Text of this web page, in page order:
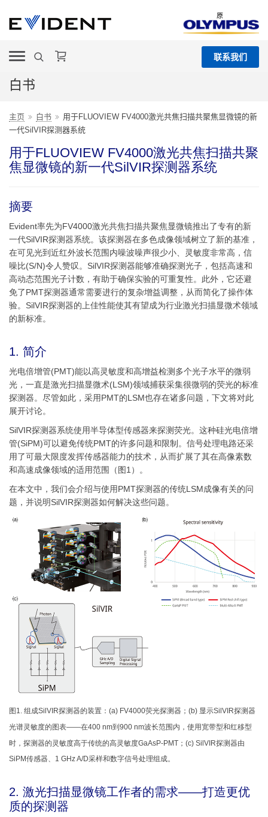
原
联系我们
白书
主页 白书
用于FLUOVIEW FV4000激光共焦扫描共聚焦显微镜的新
一代SilVIR探测器系统
用于FLUOVIEW FV4000激光共焦扫描共聚
焦显微镜的新一代SilVIR探测器系统
摘要
Evident率先为FV4000激光共焦扫描共聚焦显微镜推出了专有的新
一代SilVIR探测器系统。该探测器在多色成像领域树立了新的基准，
在可见光到近红外波长范围内噪波噪声很少小、灵敏度非常高，信
噪比(S/N)令人赞叹。SilVIR探测器能够准确探测光子，包括高速和
高动态范围光子计数，有助于确保实验的可重复性。此外，它还避
免了PMT探测器通常需要进行的复杂增益调整，从而简化了操作体
验。SilVIR探测器的上佳性能使其有望成为行业激光扫描显微术领域
的新标准。
1. 简介
光电倍增管(PMT)能以高灵敏度和高增益检测多个光子水平的微弱
光，一直是激光扫描显微术(LSM)领域捕获采集很微弱的荧光的标准
探测器。尽管如此，采用PMT的LSM也存在诸多问题，下文将对此
展开讨论。
SilVIR探测器系统使用半导体型传感器来探测荧光。这种硅光电倍增
管(SiPM)可以避免传统PMT的许多问题和限制。信号处理电路还采
用了可最大限度发挥传感器能力的技术，从而扩展了其在高像素数
和高速成像领域的适用范围（图1）。
在本文中，我们会介绍与使用PMT探测器的传统LSM成像有关的问
题，并说明SilVIR探测器如何解决这些问题。
图1. 组成SilVIR探测器的装置：(a) FV4000荧光探测器；(b) 显示SilVIR探测器
光谱灵敏度的图表——在400 nm到900 nm波长范围内，使用宽带型和红移型
时，探测器的灵敏度高于传统的高灵敏度GaAsP-PMT；(c) SilVIR探测器由
SiPM传感器、1 GHz A/D采样和数字信号处理组成。
2. 激光扫描显微镜工作者的需求——打造更优
质的探测器